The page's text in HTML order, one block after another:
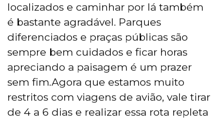
localizados e caminhar por lá também
é bastante agradável. Parques
diferenciados e praças públicas são
sempre bem cuidados e ficar horas
apreciando a paisagem é um prazer
sem fim.Agora que estamos muito
restritos com viagens de avião, vale tirar
de 4 a 6 dias e realizar essa rota repleta